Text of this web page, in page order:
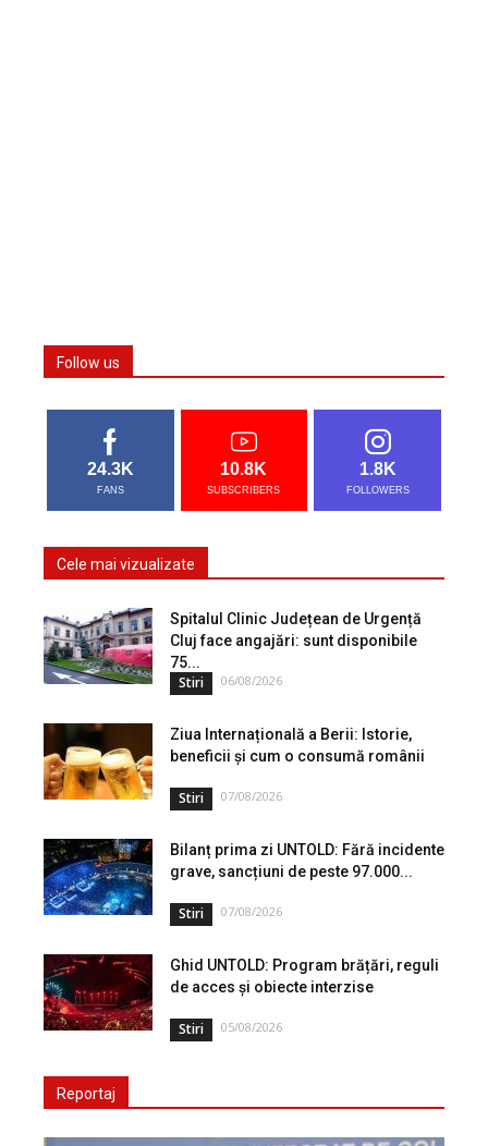
Follow us
24.3K
FANS
10.8K
SUBSCRIBERS
1.8K
FOLLOWERS
Cele mai vizualizate
Spitalul Clinic Județean de Urgență
Cluj face angajări: sunt disponibile
75...
Stiri 06/08/2026
Ziua Internațională a Berii: Istorie,
beneficii și cum o consumă românii
Stiri 07/08/2026
Bilanț prima zi UNTOLD: Fără incidente
grave, sancțiuni de peste 97.000...
Stiri 07/08/2026
Ghid UNTOLD: Program brățări, reguli
de acces și obiecte interzise
Stiri 05/08/2026
Reportaj